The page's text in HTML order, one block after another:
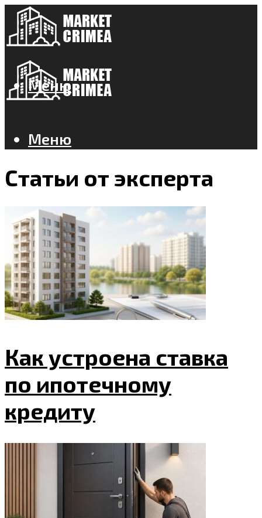
Меню
Меню
Статьи от эксперта
Как устроена ставка
по ипотечному
кредиту